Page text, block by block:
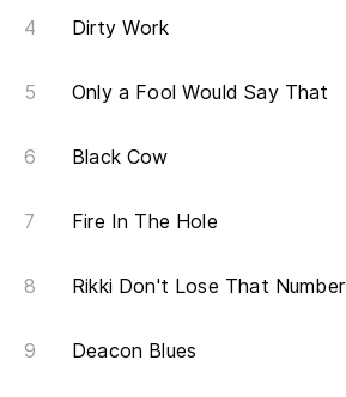
Dirty Work
Only a Fool Would Say That
Black Cow
Fire In The Hole
Rikki Don't Lose That Number
Deacon Blues